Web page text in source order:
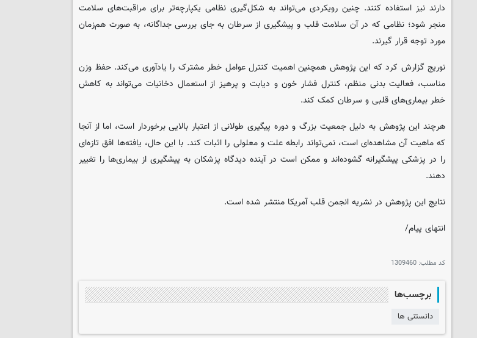
دارند نیز استفاده کنند. چنین رویکردی می‌تواند به شکل‌گیری نظامی یکپارچه‌تر برای مراقبت‌های سلامت
منجر شود؛ نظامی که در آن سلامت قلب و پیشگیری از سرطان به جای بررسی جداگانه، به صورت هم‌زمان
مورد توجه قرار گیرند.
نوریج گزارش کرد که این پژوهش همچنین اهمیت کنترل عوامل خطر مشترک را یادآوری می‌کند. حفظ وزن
مناسب، فعالیت بدنی منظم، کنترل فشار خون و دیابت و پرهیز از استعمال دخانیات می‌تواند به کاهش
خطر بیماری‌های قلبی و سرطان کمک کند.
هرچند این پژوهش به دلیل جمعیت بزرگ و دوره پیگیری طولانی از اعتبار بالایی برخوردار است، اما از آنجا
که ماهیت آن مشاهده‌ای است، نمی‌تواند رابطه علت و معلولی را اثبات کند. با این حال، یافته‌ها افق تازه‌ای
را در پزشکی پیشگیرانه گشوده‌اند و ممکن است در آینده دیدگاه پزشکان به پیشگیری از بیماری‌ها را تغییر
دهند.
نتایج این پژوهش در نشریه انجمن قلب آمریکا منتشر شده است.
انتهای پیام/
کد مطلب: 1309460
برچسب‌ها
دانستنی ها